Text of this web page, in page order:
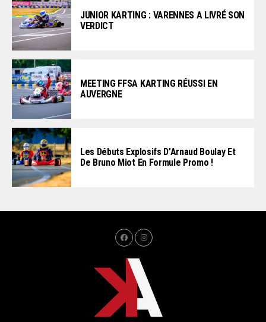
JUNIOR KARTING : VARENNES A LIVRÉ SON
VERDICT
MEETING FFSA KARTING RÉUSSI EN
AUVERGNE
Les Débuts Explosifs D’Arnaud Boulay Et
De Bruno Miot En Formule Promo !